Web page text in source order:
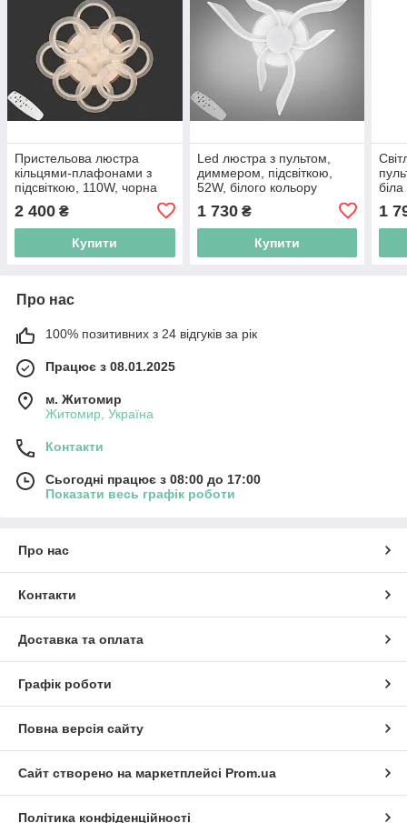
Пристельова люстра
кільцями-плафонами з
підсвіткою, 110W, чорна
2 400 ₴
Купити
Led люстра з пультом,
диммером, підсвіткою,
52W, білого кольору
1 730₴
Купити
біла
1
Про нас
100% позитивних з 24 відгуків за рік
Працює з 08.01.2025
м. Житомир
Житомир, Україна
Контакти
Сьогодні працює з 08:00 до 17:00
Показати весь графік роботи
Про нас
Контакти
Доставка та оплата
Графік роботи
Повна версія сайту
Сайт створено на маркетплейсі Prom.ua
Політика конфіденційності